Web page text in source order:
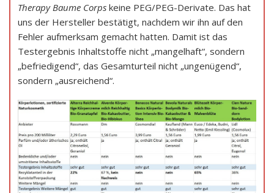
Therapy Baume Corps keine PEG/PEG-Derivate. Das hat
uns der Hersteller bestätigt, nachdem wir ihn auf den
Fehler aufmerksam gemacht hatten. Damit ist das
Testergebnis Inhaltstoffe nicht „mangelhaft“, sondern
„befriedigend“, das Gesamturteil nicht „ungenügend“,
sondern „ausreichend“.